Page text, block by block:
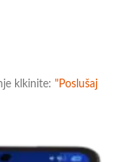
klkinite: "Poslušaj